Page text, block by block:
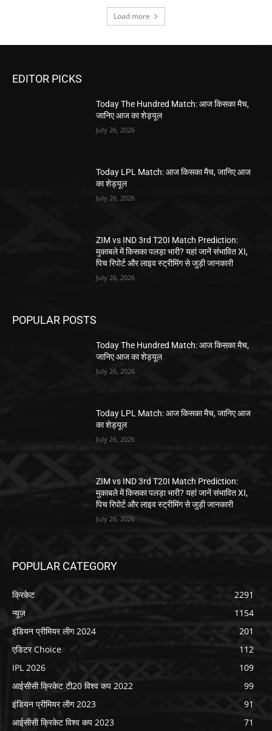
Load more
EDITOR PICKS
Today The Hundred Match: आज किसका मैच,
जानिए आज का शेड्यूल
July 26, 2026
Today LPL Match: आज किसका मैच, जानिए आज
का शेड्यूल
July 26, 2026
ZIM vs IND 3rd T20I Match Prediction:
मुकाबले में किसका पलड़ा भारी? यहां जानें संभावित XI,
पिच रिपोर्ट और लाइव स्ट्रीमिंग से जुड़ी जानकारी
July 26, 2026
POPULAR POSTS
Today The Hundred Match: आज किसका मैच,
जानिए आज का शेड्यूल
July 26, 2026
Today LPL Match: आज किसका मैच, जानिए आज
का शेड्यूल
July 26, 2026
ZIM vs IND 3rd T20I Match Prediction:
मुकाबले में किसका पलड़ा भारी? यहां जानें संभावित XI,
पिच रिपोर्ट और लाइव स्ट्रीमिंग से जुड़ी जानकारी
July 26, 2026
POPULAR CATEGORY
क्रिकेट
2291
न्यूज़
1154
इंडियन प्रीमियर लीग 2024
201
एडिटर Choice
112
IPL 2026
109
आईसीसी क्रिकेट टी20 विश्व कप 2022
99
इंडियन प्रीमियर लीग 2023
91
आईसीसी क्रिकेट विश्व कप 2023
71